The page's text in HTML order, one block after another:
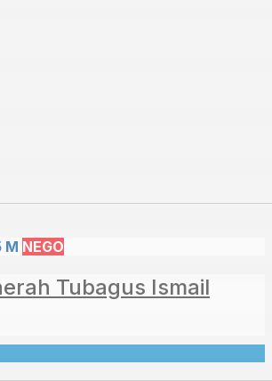
M NEGO
Tubagus Ismail